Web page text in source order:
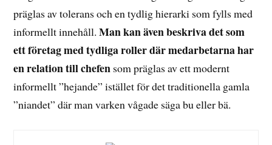
präglas av tolerans och en tydlig hierarki som fylls med
informellt innehåll.Man kan även beskriva det som
ett företag med tydliga roller där medarbetarna har
en relation till chefen som präglas av ett modernt
informellt ”hejande” istället för det traditionella gamla
”niandet” där man varken vågade säga bu eller bä.